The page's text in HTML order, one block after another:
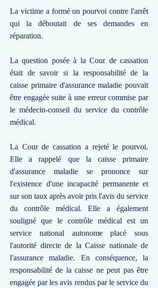
La victime a formé un pourvoi contre l'arrêt
qui la déboutait de ses demandes en
réparation.
La question posée à la Cour de cassation
était de savoir si la responsabilité de la
caisse primaire d'assurance maladie pouvait
être engagée suite à une erreur commise par
le médecin-conseil du service du contrôle
médical.
La Cour de cassation a rejeté le pourvoi.
Elle a rappelé que la caisse primaire
d'assurance maladie se prononce sur
l'existence d'une incapacité permanente et
sur son taux après avoir pris l'avis du service
du contrôle médical. Elle a également
souligné que le contrôle médical est un
service national autonome placé sous
l'autorité directe de la Caisse nationale de
l'assurance maladie. En conséquence, la
responsabilité de la caisse ne peut pas être
engagée par les avis rendus par le service du